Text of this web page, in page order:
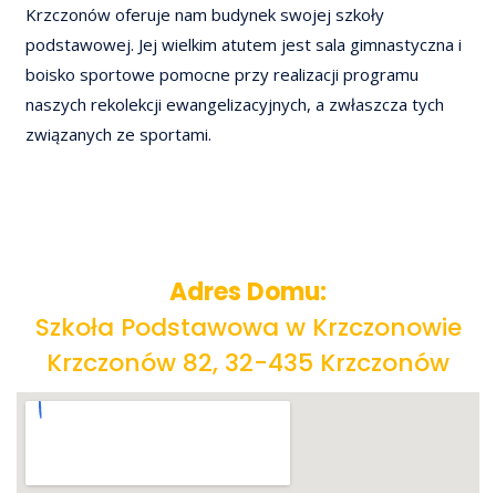
Krzczonów oferuje nam budynek swojej szkoły
podstawowej. Jej wielkim atutem jest sala gimnastyczna i
boisko sportowe pomocne przy realizacji programu
naszych rekolekcji ewangelizacyjnych, a zwłaszcza tych
związanych ze sportami.
Adres Domu:
Szkoła Podstawowa w Krzczonowie
Krzczonów 82, 32-435 Krzczonów